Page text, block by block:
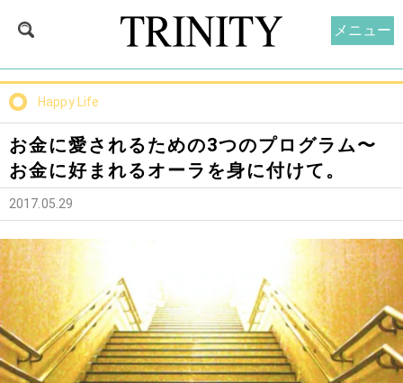
Happy Life
お金に愛されるための3つのプログラム〜
お金に好まれるオーラを身に付けて。
2017.05.29
メニュー